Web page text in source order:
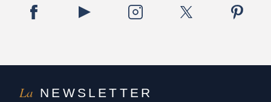
La NEWSLETTER